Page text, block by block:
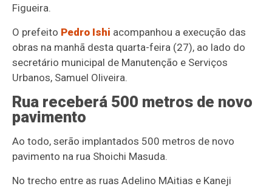
Figueira.
O prefeito Pedro Ishi acompanhou a execução das
obras na manhã desta quarta-feira (27), ao lado do
secretário municipal de Manutenção e Serviços
Urbanos, Samuel Oliveira.
Rua receberá 500 metros de novo
pavimento
Ao todo, serão implantados 500 metros de novo
pavimento na rua Shoichi Masuda.
No trecho entre as ruas Adelino MAitias e Kaneji